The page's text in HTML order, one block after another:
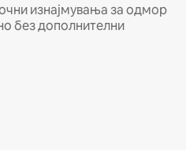
изнајмувања за одмор
без дополнителни